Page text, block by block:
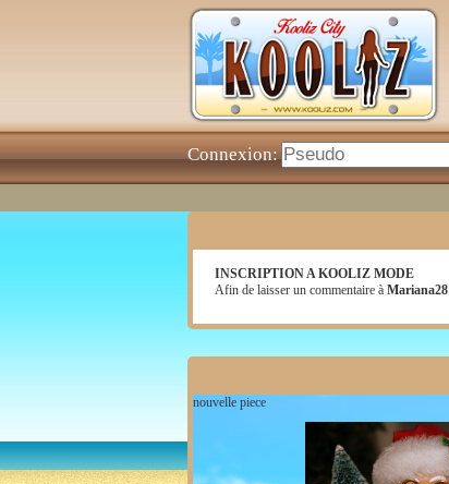
Connexion:
INSCRIPTION A KOOLIZ MODE
Afin de laisser un commentaire à Mariana28
nouvelle piece